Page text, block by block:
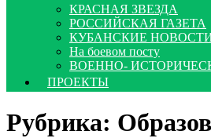
КРАСНАЯ ЗВЕЗДА
РОССИЙСКАЯ ГАЗЕТА
КУБАНСКИЕ
На боевом посту
ВОЕННО-
ПРОЕКТЫ
Рубрика: